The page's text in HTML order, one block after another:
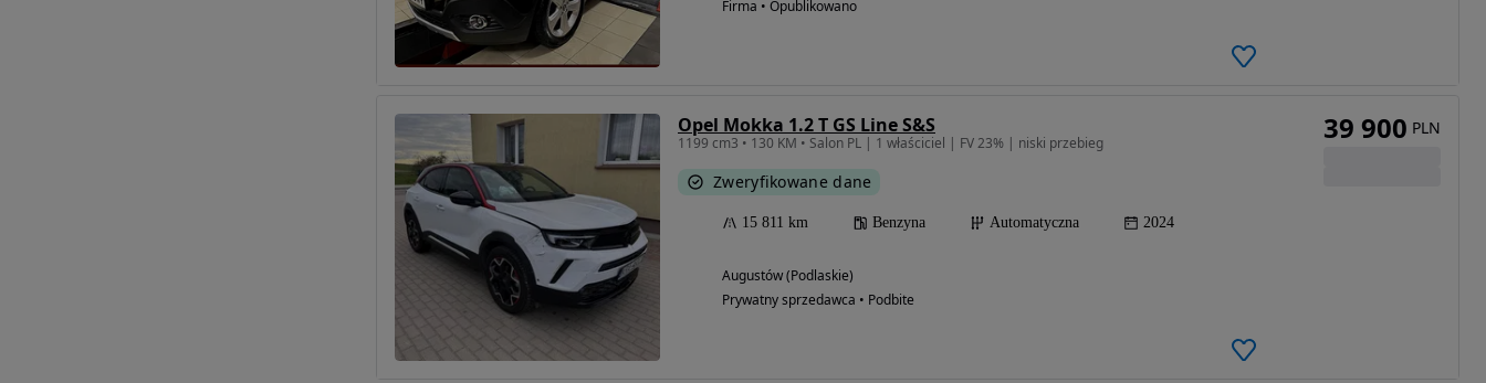
Firma • Opublikowano
Opel Mokka 1.2 T GS Line S&S
1199 cm3 • 130 KM • Salon PL | 1 właściciel | FV 23% | niski przebieg
Zweryfikowane dane
15 811 km Benzyna Automatyczna 2024
Augustów (Podlaskie)
Prywatny sprzedawca • Podbite
39 900 PLN